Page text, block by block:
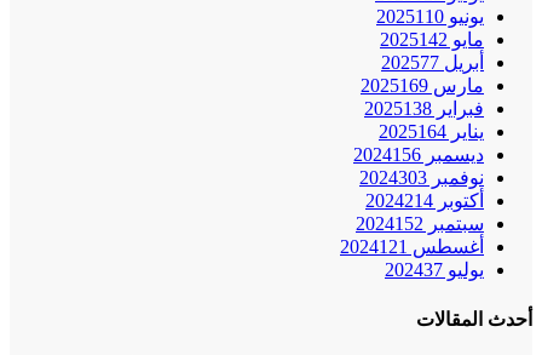
يونيو 2025 110
مايو 2025 142
أبريل 2025 77
مارس 2025 169
فبراير 2025 138
يناير 2025 164
ديسمبر 2024 156
نوفمبر 2024 303
أكتوبر 2024 214
سبتمبر 2024 152
أغسطس 2024 121
يوليو 2024 37
أحدث المقالات